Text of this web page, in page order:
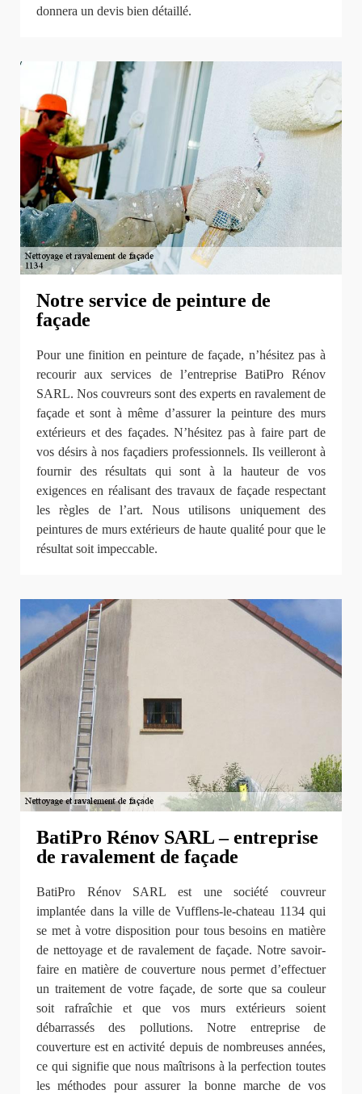
donnera un devis bien détaillé.
Notre service de peinture de
façade
Pour une finition en peinture de façade, n’hésitez pas à
recourir aux services de l’entreprise BatiPro Rénov
SARL. Nos couvreurs sont des experts en ravalement de
façade et sont à même d’assurer la peinture des murs
extérieurs et des façades. N’hésitez pas à faire part de
vos désirs à nos façadiers professionnels. Ils veilleront à
fournir des résultats qui sont à la hauteur de vos
exigences en réalisant des travaux de façade respectant
les règles de l’art. Nous utilisons uniquement des
peintures de murs extérieurs de haute qualité pour que le
résultat soit impeccable.
BatiPro Rénov SARL – entreprise
de ravalement de façade
BatiPro Rénov SARL est une société couvreur
implantée dans la ville de Vufflens-le-chateau 1134 qui
se met à votre disposition pour tous besoins en matière
de nettoyage et de ravalement de façade. Notre savoir-
faire en matière de couverture nous permet d’effectuer
un traitement de votre façade, de sorte que sa couleur
soit rafraîchie et que vos murs extérieurs soient
débarrassés des pollutions. Notre entreprise de
couverture est en activité depuis de nombreuses années,
ce qui signifie que nous maîtrisons à la perfection toutes
les méthodes pour assurer la bonne marche de vos